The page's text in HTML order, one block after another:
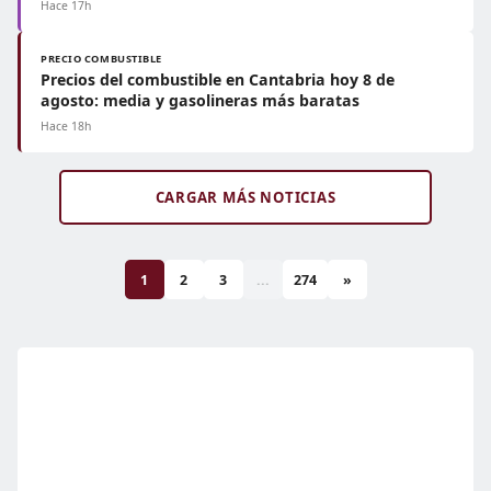
Hace 17h
PRECIO COMBUSTIBLE
Precios del combustible en Cantabria hoy 8 de
agosto: media y gasolineras más baratas
Hace 18h
CARGAR MÁS NOTICIAS
1 2 3 ... 274 »